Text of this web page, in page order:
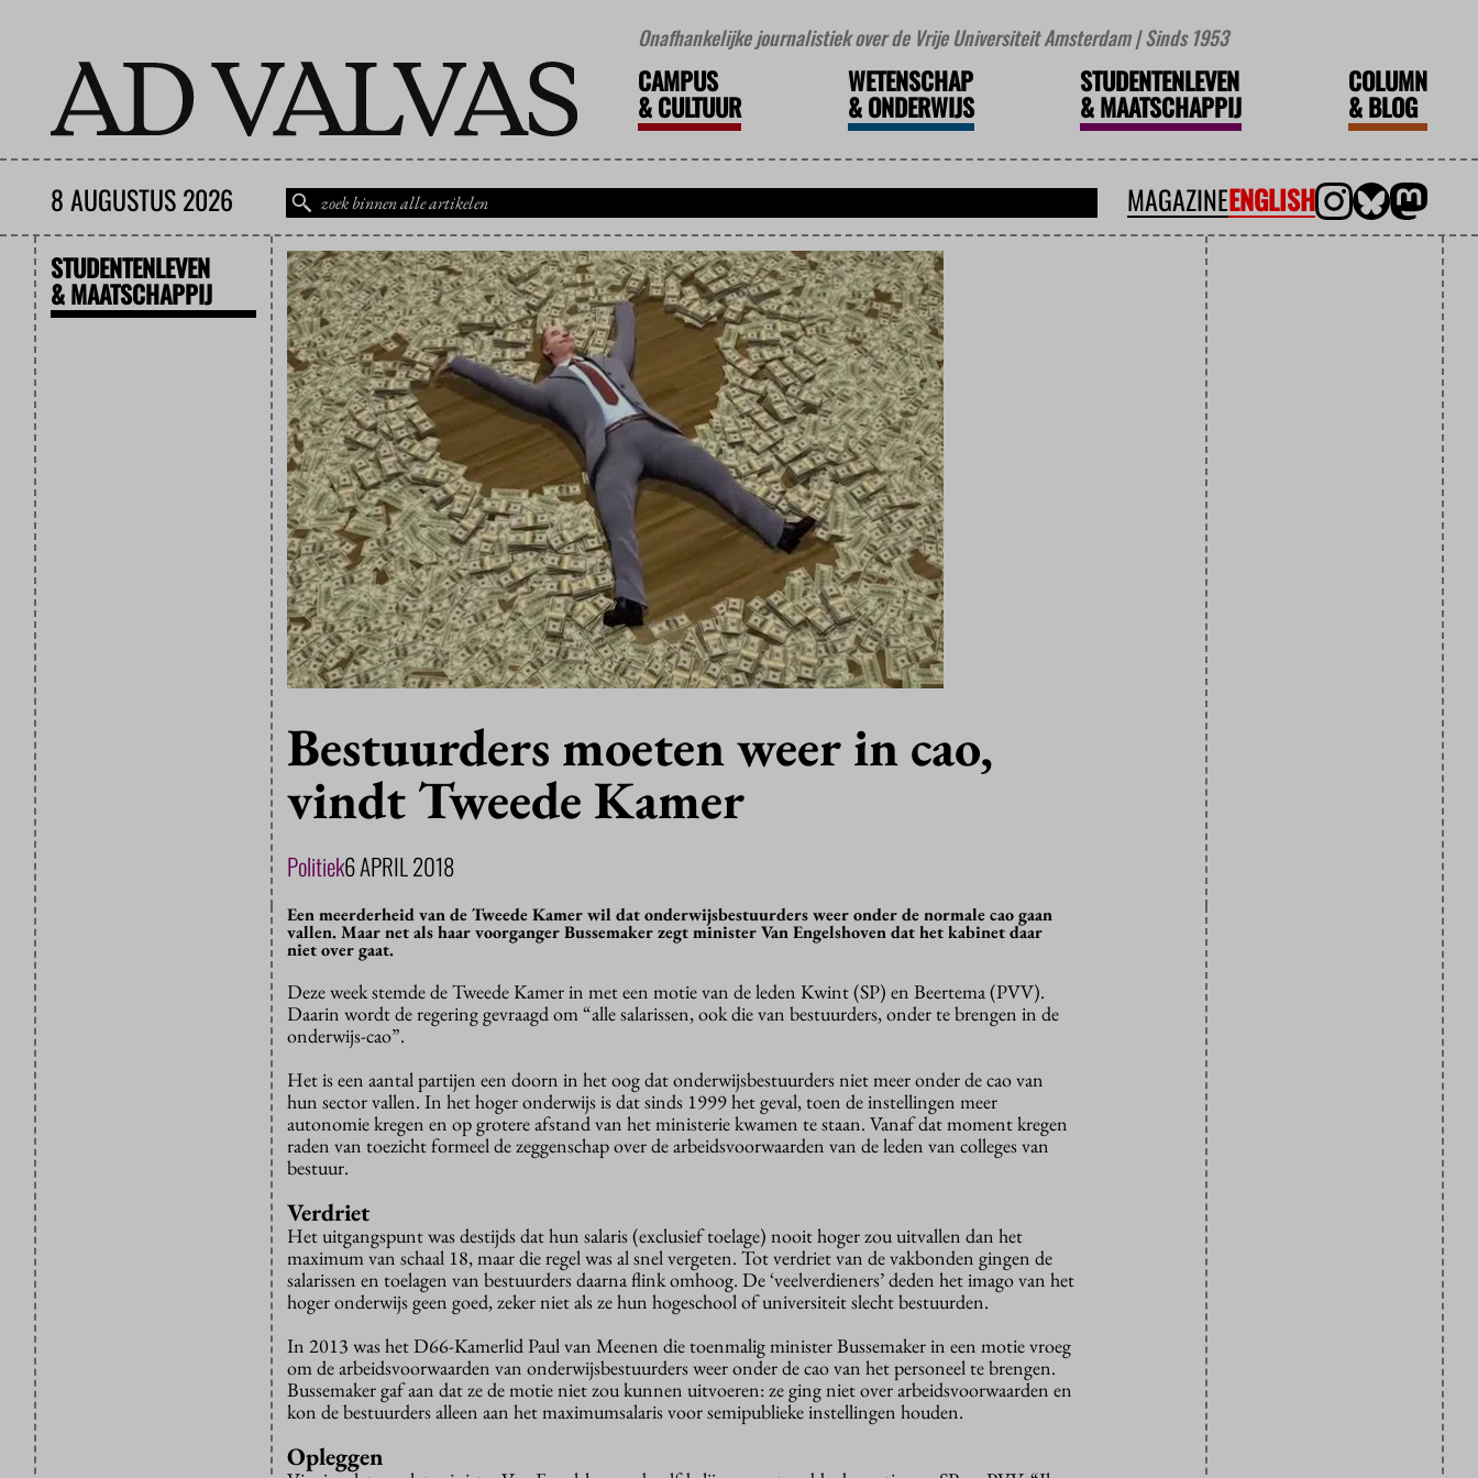
Onafhankelijke journalistiek over de Vrije Universiteit Amsterdam | Sinds 1953
CAMPUS
&CULTUUR
WETENSCHAP
&ONDERWIJS
STUDENTENLEVEN
&MAATSCHAPPIJ
COLUMN
&BLOG
8 AUGUSTUS 2026 MAGAZINEENGLISH
STUDENTENLEVEN
& MAATSCHAPPIJ
Bestuurders moeten weer in cao,
vindt Tweede Kamer
Politiek6 APRIL 2018
Een meerderheid van de Tweede Kamer wil dat onderwijsbestuurders weer onder de normale cao gaan
vallen. Maar net als haar voorganger Bussemaker zegt minister Van Engelshoven dat het kabinet daar
niet over gaat.
Deze week stemde de Tweede Kamer in met een motie van de leden Kwint (SP) en Beertema (PVV).
Daarin wordt de regering gevraagd om “alle salarissen, ook die van bestuurders, onder te brengen in de
onderwijs-cao”.
Het is een aantal partijen een doorn in het oog dat onderwijsbestuurders niet meer onder de cao van
hun sector vallen. In het hoger onderwijs is dat sinds 1999 het geval, toen de instellingen meer
autonomie kregen en op grotere afstand van het ministerie kwamen te staan. Vanaf dat moment kregen
raden van toezicht formeel de zeggenschap over de arbeidsvoorwaarden van de leden van colleges van
bestuur.
Verdriet
Het uitgangspunt was destijds dat hun salaris (exclusief toelage) nooit hoger zou uitvallen dan het
maximum van schaal 18, maar die regel was al snel vergeten. Tot verdriet van de vakbonden gingen de
salarissen en toelagen van bestuurders daarna flink omhoog. De ‘veelverdieners’ deden het imago van het
hoger onderwijs geen goed, zeker niet als ze hun hogeschool of universiteit slecht bestuurden.
In 2013 was het D66-Kamerlid Paul van Meenen die toenmalig minister Bussemaker in een motie vroeg
om de arbeidsvoorwaarden van onderwijsbestuurders weer onder de cao van het personeel te brengen.
Bussemaker gaf aan dat ze de motie niet zou kunnen uitvoeren: ze ging niet over arbeidsvoorwaarden en
kon de bestuurders alleen aan het maximumsalaris voor semipublieke instellingen houden.
Opleggen